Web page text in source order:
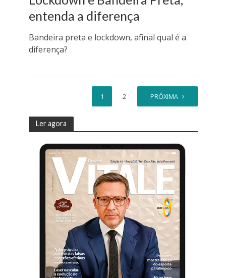
entenda a diferença
Bandeira preta e lockdown, afinal qual é a
diferença?
1 2 PRÓXIMA
Ler agora